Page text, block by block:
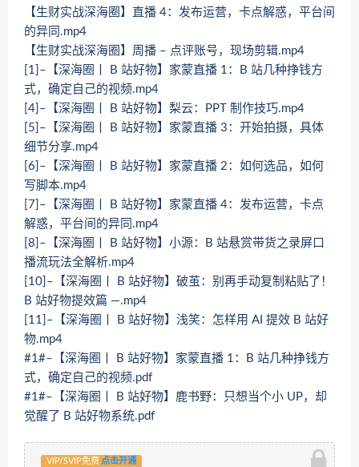
【生财实战深海圈】直播 4：发布运营，卡点解惑，平台间
的异同.mp4
【生财实战深海圈】周播 – 点评账号，现场剪辑.mp4
[1]–【深海圈丨 B 站好物】家蒙直播 1：B 站几种挣钱方
式，确定自己的视频.mp4
[4]–【深海圈丨 B 站好物】梨云：PPT 制作技巧.mp4
[5]–【深海圈丨 B 站好物】家蒙直播 3：开始拍摄，具体
细节分享.mp4
[6]–【深海圈丨 B 站好物】家蒙直播 2：如何选品，如何
写脚本.mp4
[7]–【深海圈丨 B 站好物】家蒙直播 4：发布运营，卡点
解惑，平台间的异同.mp4
[8]–【深海圈丨 B 站好物】小源：B 站悬赏带货之录屏口
播流玩法全解析.mp4
[10]–【深海圈丨 B 站好物】破茧：别再手动复制粘贴了！
B 站好物提效篇 —.mp4
[11]–【深海圈丨 B 站好物】浅笑：怎样用 AI 提效 B 站好
物.mp4
#1#–【深海圈丨 B 站好物】家蒙直播 1：B 站几种挣钱方
式，确定自己的视频.pdf
#1#–【深海圈丨 B 站好物】鹿书野：只想当个小 UP，却
觉醒了 B 站好物系统.pdf
VIP/SVIP免费 点击开通